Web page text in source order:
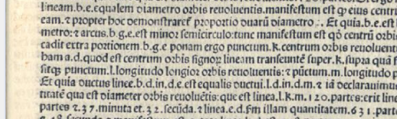
(the underscore) is the placeholder
for exactly one character.
(the percent sign) is the
placeholder for no, one or more
than one character.
%%
(two percent signs) is the
placeholder for no, one or more
than one character, but not for
blank space (so that a search ends
at word boundaries).
Start
Project
Team
News
Jobs
Publications